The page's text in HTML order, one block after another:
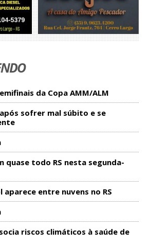
da Copa AMM/ALM
sofrer mal súbito e se
quase todo RS nesta segunda-
aparece entre nuvens no RS
riscos climáticos à saúde de